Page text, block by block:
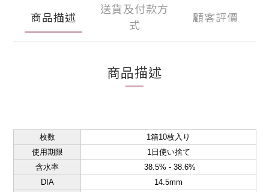
商品描述
送貨及付款方
式
顧客評價
商品描述
枚数
1箱10枚入り
使用期限
1日使い捨て
含水率
38.5% - 38.6%
DIA
14.5mm